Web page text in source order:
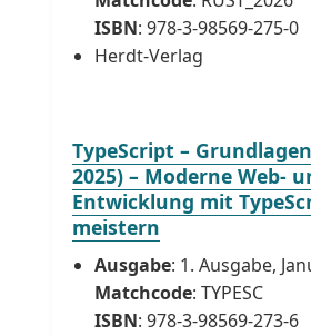
ISBN: 978-3-98569-275-0
Herdt-Verlag
TypeScript –
2025) – Moderne Web-
Entwicklung mit
meistern
Ausgabe: 1. Ausgabe,
Matchcode: TYPESC
ISBN: 978-3-98569-273-6